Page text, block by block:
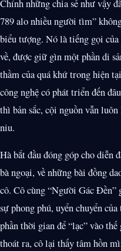
Chính những chia sẻ như vậy
789 alo nhiều người tìm”
biểu tượng. Nó là tiếng gọi
về, được giữ gìn một phần di
thầm của quá khứ trong hiện
công nghệ có phát triển đến
thì bản sắc, cội nguồn vẫn
niu.
Hà bắt đầu đóng góp cho diễn
bà ngoại, về những bài đồng
cô. Cô cùng “Người Gác
sự phong phú, uyển chuyển
phần thời gian để “lạc” vào
thoát ra, cô lại thấy tâm hồn